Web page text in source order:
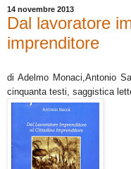
14 novembre 2013
Dal lavoratore
imprenditore
di Adelmo Monaci,Antonio
cinquanta testi, saggistica